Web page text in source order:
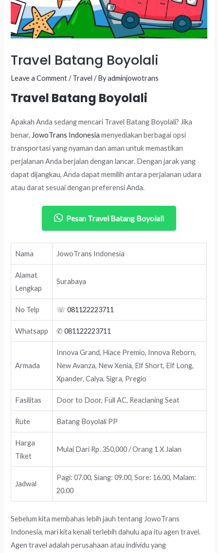
Travel Batang Boyolali
Leave a Comment /Travel / Byadminjowotrans
Travel Batang Boyolali
Apakah Anda sedang mencari Travel Batang Boyolali? Jika
benar, JowoTrans Indonesia menyediakan berbagai opsi
transportasi yang nyaman dan aman untuk memastikan
perjalanan Anda berjalan dengan lancar. Dengan jarak yang
dapat dijangkau, Anda dapat memilih antara perjalanan udara
atau darat sesuai dengan preferensi Anda.
Pesan Travel Batang Boyolali
Nama JowoTrans Indonesia
Alamat
Lengkap
Surabaya
No Telp ☏081122223711
Whatsapp ✆081122223711
Armada
Innova Grand, Hiace Premio, Innova Reborn,
New Avanza, New Xenia, Elf Short, Elf Long,
Xpander, Calya, Sigra, Pregio
Fasilitas Door to Door, Full AC, Reaclaning Seat
Rute Batang Boyolali PP
Harga
Tiket
Mulai Dari Rp. 350,000 / Orang 1 X Jalan
Jadwal
Pagi: 07.00, Siang: 09.00, Sore: 16.00, Malam:
20.00
Sebelum kita membahas lebih jauh tentang JowoTrans
Indonesia, mari kita kenali terlebih dahulu apa itu agen travel.
Agen travel adalah perusahaan atau individu yang